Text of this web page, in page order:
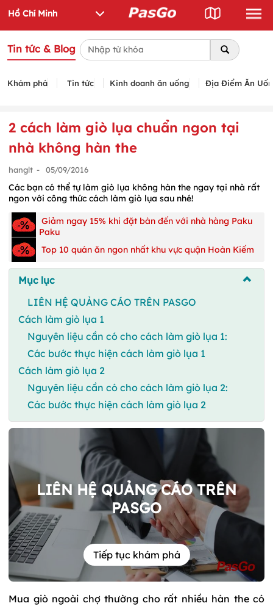
Tin tức & Blog
Khám phá Tin tức Kinh doanh ăn uống Địa Điểm Ăn
2 cách làm giò lụa chuẩn ngon tại
nhà không hàn the
hanglt - 05/09/2016
Các bạn có thể tự làm giò lụa không hàn the ngay tại nhà rất
ngon với công thức cách làm giò lụa sau nhé!
Giảm ngay 15% khi đặt bàn đến với nhà hàng Paku
Paku
Top 10 quán ăn ngon nhất khu vực quận Hoàn Kiếm
Mục lục
LIÊN HỆ QUẢNG CÁO TRÊN PASGO
Cách làm giò lụa 1
Nguyên liệu cần có cho cách làm giò lụa 1:
Các bước thực hiện cách làm giò lụa 1
Cách làm giò lụa 2
Nguyên liệu cần có cho cách làm giò lụa 2:
Các bước thực hiện cách làm giò lụa 2
LIÊN HỆ QUẢNG CÁO TRÊN
PASGO
Tiếp tục khám phá
Mua giò ngoài chợ thường cho rất nhiều hàn the có